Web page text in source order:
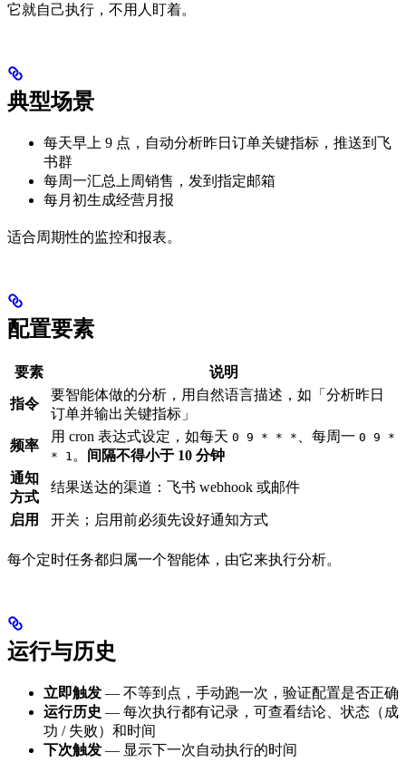
它就自己执行，不用人盯着。
典型场景
每天早上 9 点，自动分析昨日订单关键指标，推送到飞
书群
每周一汇总上周销售，发到指定邮箱
每月初生成经营月报
适合周期性的监控和报表。
配置要素
要素 说明
指令
要智能体做的分析，用自然语言描述，如「分析昨日
订单并输出关键指标」
频率
用 cron 表达式设定，如每天 0 9 * * * 、每周一 0 9 *
* 1。 间隔不得小于 10 分钟
通知
方式
结果送达的渠道：飞书 webhook 或邮件
启用 开关；启用前必须先设好通知方式
每个定时任务都归属一个智能体，由它来执行分析。
运行与历史
立即触发 — 不等到点，手动跑一次，验证配置是否正确
运行历史 — 每次执行都有记录，可查看结论、状态（成
功 / 失败）和时间
下次触发 — 显示下一次自动执行的时间